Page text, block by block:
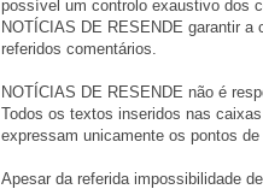
possível um controlo exaustivo dos
NOTÍCIAS DE RESENDE garantir a
referidos comentários.
NOTÍCIAS DE RESENDE não é
Todos os textos inseridos nas
expressam unicamente os pontos
Apesar da referida impossibilidade